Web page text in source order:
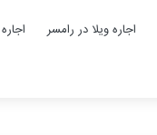
اجاره ویلا در رامسر